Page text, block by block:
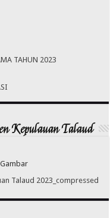
TAHUN 2023
Kepulauan Talaud
Talaud 2023_compressed